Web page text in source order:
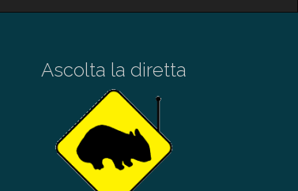
Ascolta la diretta